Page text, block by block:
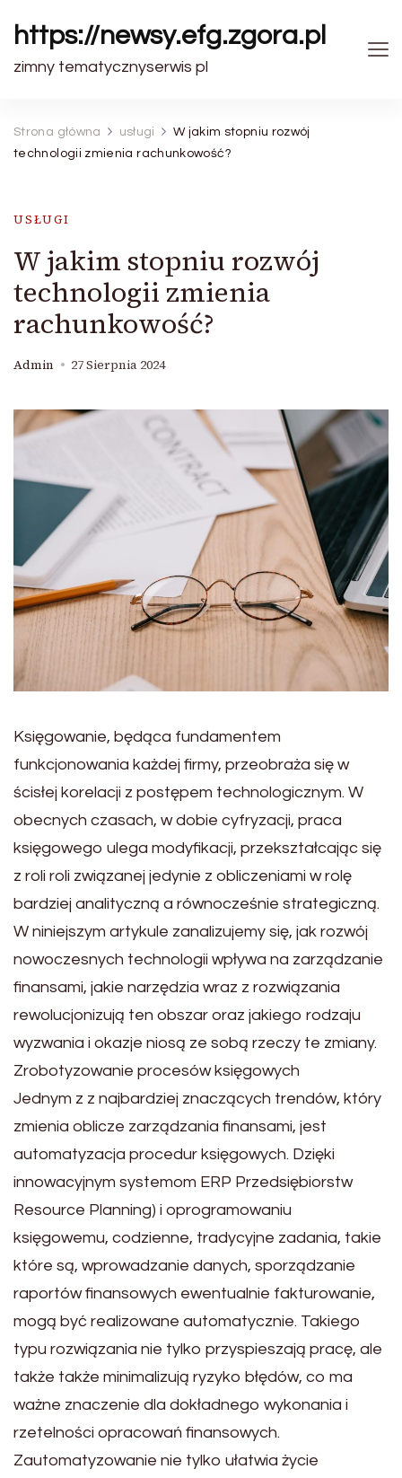
https://newsy.efg.zgora.pl
zimny tematycznyserwis pl
Strona główna usługi
W jakim stopniu rozwój
technologii zmienia rachunkowość?
USŁUGI
W jakim stopniu rozwój
technologii zmienia
rachunkowość?
Admin 27 Sierpnia 2024
Księgowanie, będąca fundamentem
funkcjonowania każdej firmy, przeobraża się w
ścisłej korelacji z postępem technologicznym. W
obecnych czasach, w dobie cyfryzacji, praca
księgowego ulega modyfikacji, przekształcając się
z roli roli związanej jedynie z obliczeniami w rolę
bardziej analityczną a równocześnie strategiczną.
W niniejszym artykule zanalizujemy się, jak rozwój
nowoczesnych technologii wpływa na zarządzanie
finansami, jakie narzędzia wraz z rozwiązania
rewolucjonizują ten obszar oraz jakiego rodzaju
wyzwania i okazje niosą ze sobą rzeczy te zmiany.
Zrobotyzowanie procesów księgowych
Jednym z z najbardziej znaczących trendów, który
zmienia oblicze zarządzania finansami, jest
automatyzacja procedur księgowych. Dzięki
innowacyjnym systemom ERP Przedsiębiorstw
Resource Planning) i oprogramowaniu
księgowemu, codzienne, tradycyjne zadania, takie
które są, wprowadzanie danych, sporządzanie
raportów finansowych ewentualnie fakturowanie,
mogą być realizowane automatycznie. Takiego
typu rozwiązania nie tylko przyspieszają pracę, ale
także także minimalizują ryzyko błędów, co ma
ważne znaczenie dla dokładnego wykonania i
rzetelności opracowań finansowych.
Zautomatyzowanie nie tylko ułatwia życie